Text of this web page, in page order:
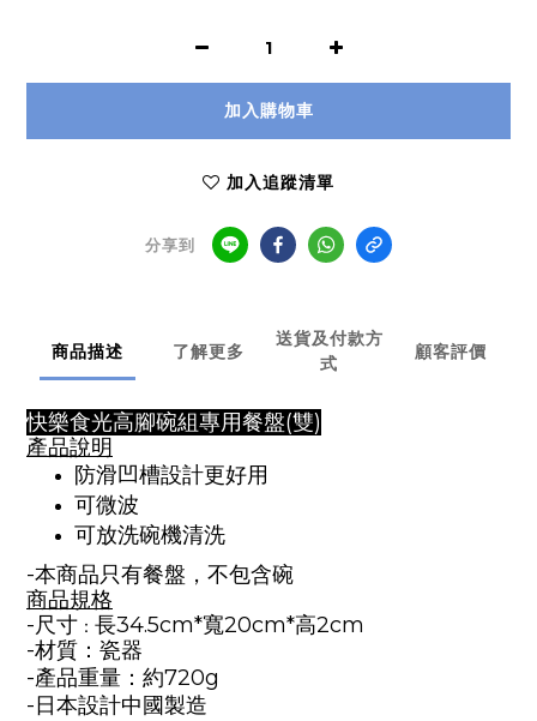
加入購物車
加入追蹤清單
分享到
商品描述 了解更多
送貨及付款方
式
顧客評價
快樂食光高腳碗組專用餐盤(雙)
產品說明
防滑凹槽設計更好用
可微波
可放洗碗機清洗
-本商品只有餐盤，不包含碗
商品規格
-尺寸 ： 長34.5cm*寬20cm*高2cm
-材質：瓷器
-產品重量 ： 約720g
-日本設計中國製造